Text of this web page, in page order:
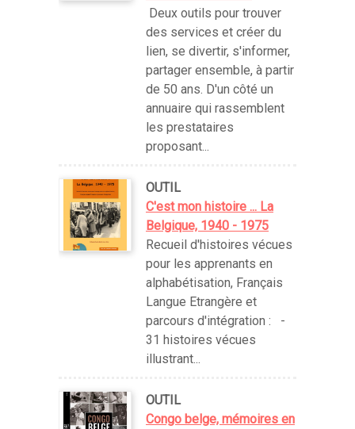
Deux outils pour trouver
des services et créer du
lien, se divertir, s'informer,
partager ensemble, à partir
de 50 ans. D'un côté un
annuaire qui rassemblent
les prestataires
proposant...
OUTIL
C'est mon histoire ... La
Belgique, 1940 - 1975
Recueil d'histoires vécues
pour les apprenants en
alphabétisation, Français
Langue Etrangère et
parcours d'intégration : -
31 histoires vécues
illustrant...
OUTIL
Congo belge, mémoires en